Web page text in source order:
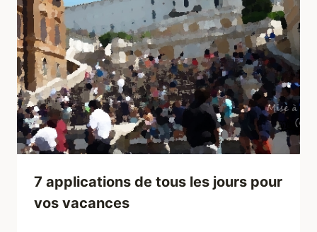
7 applications de tous les jours pour
vos vacances